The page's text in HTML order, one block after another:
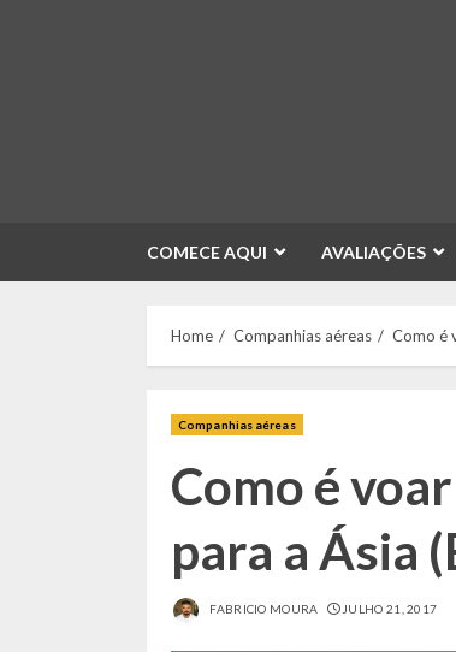
COMECE AQUI AVALIAÇÕES
Home Companhias aéreas Como é
Companhias aéreas
Como é
para a Ásia
FABRICIO MOURA JULHO 21, 2017